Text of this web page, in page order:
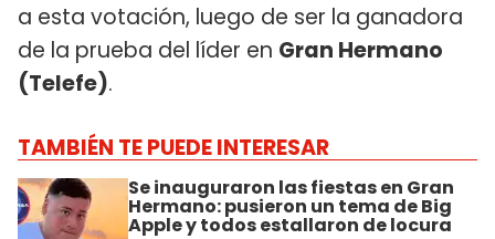
a esta votación, luego de ser la ganadora
de la prueba del líder en Gran Hermano
(Telefe).
TAMBIÉN TE PUEDE INTERESAR
Se inauguraron las fiestas en Gran
Hermano: pusieron un tema de Big
Apple y todos estallaron de locura